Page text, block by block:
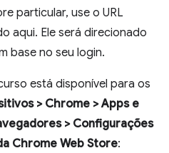
particular, use o URL
aqui. Ele será direcionado
base no seu login.
está disponível para os
> Chrome > Apps e
> Configurações
Chrome Web Store: